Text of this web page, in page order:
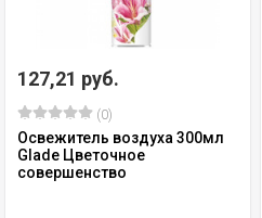
127,21 руб.
(0)
Освежитель воздуха 300мл
Glade Цветочное
совершенство